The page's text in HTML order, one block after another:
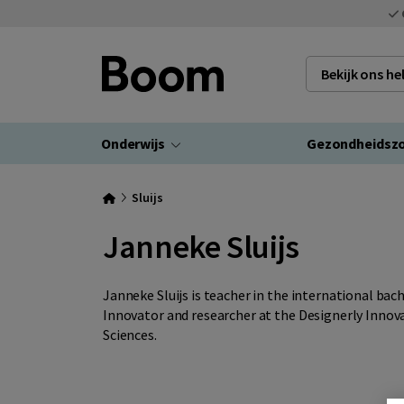
Bekijk ons
Onderwijs
Sluijs
Janneke Sluijs
Janneke Sluijs is teacher in the international
Innovator and researcher at the Designerly
Sciences.